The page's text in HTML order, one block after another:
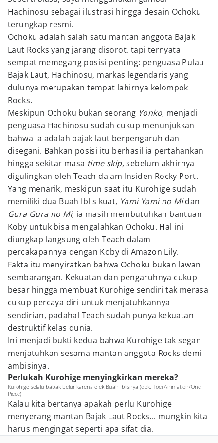
Hachinosu sebagai ilustrasi hingga desain Ochoku
terungkap resmi.
Ochoku adalah salah satu mantan anggota Bajak
Laut Rocks yang jarang disorot, tapi ternyata
sempat memegang posisi penting: penguasa Pulau
Bajak Laut, Hachinosu, markas legendaris yang
dulunya merupakan tempat lahirnya kelompok
Rocks.
Meskipun Ochoku bukan seorang Yonko, menjadi
penguasa Hachinosu sudah cukup menunjukkan
bahwa ia adalah bajak laut berpengaruh dan
disegani. Bahkan posisi itu berhasil ia pertahankan
hingga sekitar masa time skip,sebelum akhirnya
digulingkan oleh Teach dalam Insiden Rocky Port.
Yang menarik, meskipun saat itu Kurohige sudah
memiliki dua Buah Iblis kuat, Yami Yami no Midan
Gura Gura no Mi, ia masih membutuhkan bantuan
Koby untuk bisa mengalahkan Ochoku. Hal ini
diungkap langsung oleh Teach dalam
percakapannya dengan Koby di Amazon Lily.
Fakta itu menyiratkan bahwa Ochoku bukan lawan
sembarangan. Kekuatan dan pengaruhnya cukup
besar hingga membuat Kurohige sendiri tak merasa
cukup percaya diri untuk menjatuhkannya
sendirian, padahal Teach sudah punya kekuatan
destruktif kelas dunia.
Ini menjadi bukti kedua bahwa Kurohige tak segan
menjatuhkan sesama mantan anggota Rocks demi
ambisinya.
Perlukah Kurohige menyingkirkan mereka?
Kurohige selalu babak belur karena efek Buah Iblisnya (dok. Toei Animation/One
Piece)
Kalau kita bertanya apakah perlu Kurohige
menyerang mantan Bajak Laut Rocks... mungkin kita
harus mengingat seperti apa sifat dia.